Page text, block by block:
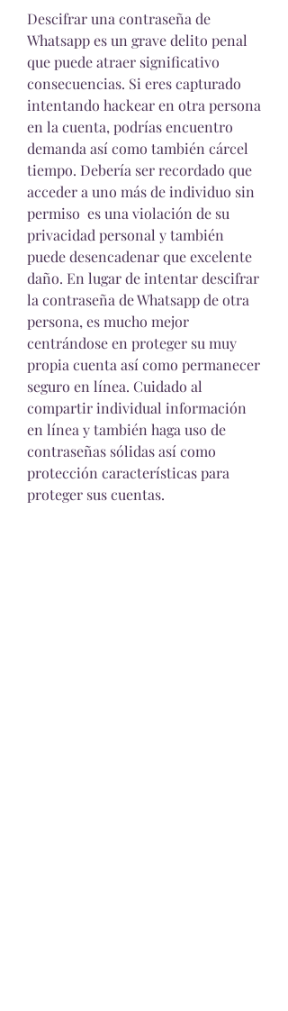
Descifrar una contraseña de
Whatsapp es un grave delito penal
que puede atraer significativo
consecuencias. Si eres capturado
intentando hackear en otra persona
en la cuenta, podrías encuentro
demanda así como también cárcel
tiempo. Debería ser recordado que
acceder a uno más de individuo sin
permiso  es una violación de su
privacidad personal y también
puede desencadenar que excelente
daño. En lugar de intentar descifrar
la contraseña de Whatsapp de otra
persona, es mucho mejor
centrándose en proteger su muy
propia cuenta así como permanecer
seguro en línea. Cuidado al
compartir individual información
en línea y también haga uso de
contraseñas sólidas así como
protección características para
proteger sus cuentas.